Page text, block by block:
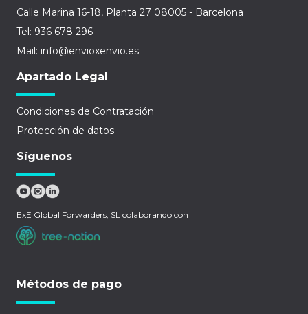
Calle Marina 16-18, Planta 27 08005 - Barcelona
Tel: 936 678 296
Mail: info@envioxenvio.es
Apartado Legal
Condiciones de Contratación
Protección de datos
Síguenos
ExE Global Forwarders, SL colaborando con
Métodos de pago